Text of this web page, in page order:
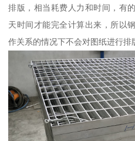
排版，相当耗费人力和时间，有
天时间才能完全计算出来，所以
作关系的情况下不会对图纸进行排